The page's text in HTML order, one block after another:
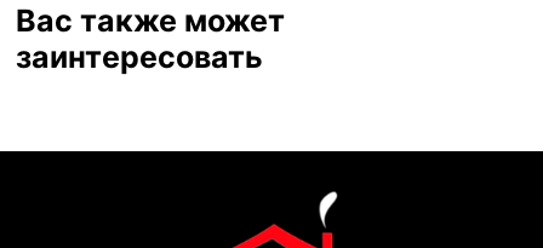
Вас также может
заинтересовать